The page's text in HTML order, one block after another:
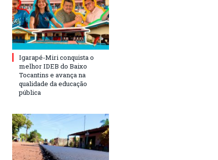
Igarapé-Miri conquista o
melhor IDEB do Baixo
Tocantins e avança na
qualidade da educação
pública